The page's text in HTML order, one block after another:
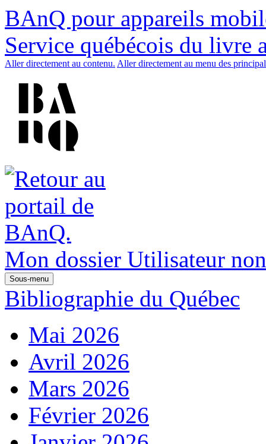
BAnQ pour appareils
Service québécois du livre
Aller directement au contenu. Aller directement au menu des
Mon dossier Utilisateur
Sous-menu
Bibliographie du Québec
Mai 2026
Avril 2026
Mars 2026
Février 2026